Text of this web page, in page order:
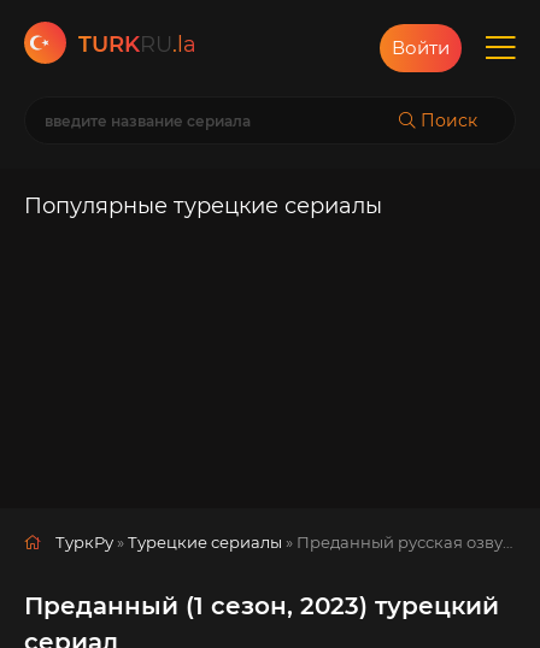
TURKRU.la
Поиск
Войти
Популярные турецкие сериалы
ТуркРу »Турецкие сериалы » Преданный русская озвучка смотреть полностью онлайн!
Преданный (1 сезон, 2023) турецкий
сериал